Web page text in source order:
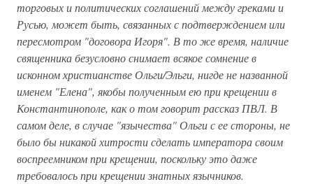
торговых и политических соглашений между греками и
Русью, может быть, связанных с подтверждением или
пересмотром "договора Игоря". В то же время, наличие
священника безусловно снимает всякое сомнение в
исконном христианстве Ольги/Эльги, нигде не названной
именем "Елена", якобы полученным ею при крещении в
Константинополе, как о том говорит рассказ ПВЛ. В
самом деле, в случае "язычества" Ольги с ее стороны, не
было бы никакой хитрости сделать императора своим
воспреемником при крещении, поскольку это даже
требовалось при крещении знатных язычников.